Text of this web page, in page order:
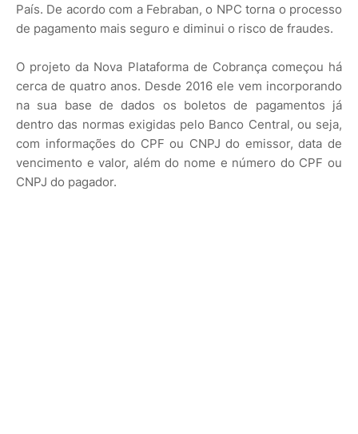
País. De acordo com a Febraban, o NPC torna o processo
de pagamento mais seguro e diminui o risco de fraudes.
O projeto da Nova Plataforma de Cobrança começou há
cerca de quatro anos. Desde 2016 ele vem incorporando
na sua base de dados os boletos de pagamentos já
dentro das normas exigidas pelo Banco Central, ou seja,
com informações do CPF ou CNPJ do emissor, data de
vencimento e valor, além do nome e número do CPF ou
CNPJ do pagador.